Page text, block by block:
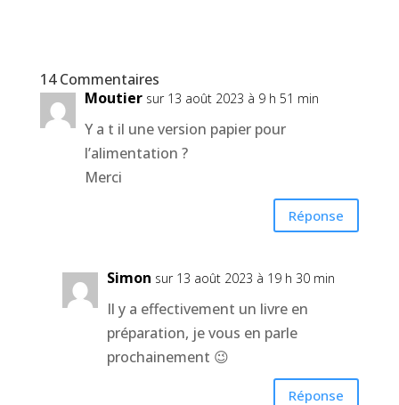
14 Commentaires
Moutier sur 13 août 2023 à 9 h 51 min
Y a t il une version papier pour
l’alimentation ?
Merci
Réponse
Simon sur 13 août 2023 à 19 h 30 min
Il y a effectivement un livre en
préparation, je vous en parle
prochainement 😉
Réponse